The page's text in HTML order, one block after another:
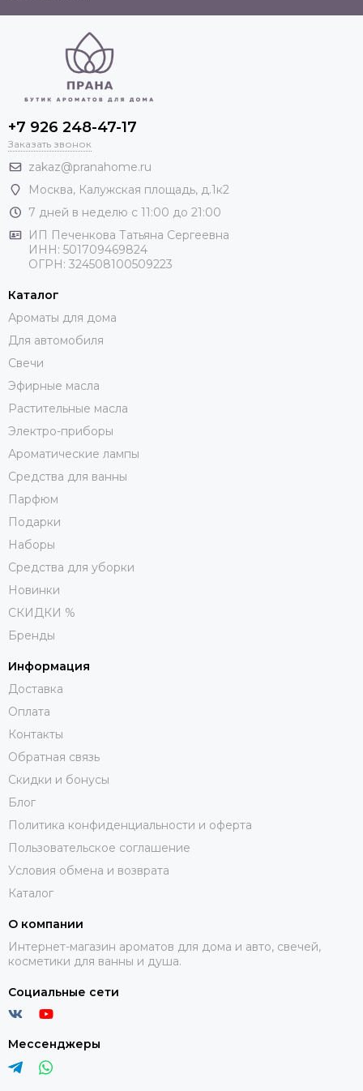
+7 926 248-47-17
Заказать звонок
zakaz@pranahome.ru
Москва, Калужская площадь, д.1к2
7 дней в неделю с 11:00 до 21:00
ИП Печенкова Татьяна Сергеевна
ИНН: 501709469824
ОГРН: 324508100509223
Каталог
Ароматы для дома
Для автомобиля
Свечи
Эфирные масла
Растительные масла
Электро-приборы
Ароматические лампы
Средства для ванны
Парфюм
Подарки
Наборы
Средства для уборки
Новинки
СКИДКИ %
Бренды
Информация
Доставка
Оплата
Контакты
Обратная связь
Скидки и бонусы
Блог
Политика конфиденциальности и оферта
Пользовательское соглашение
Условия обмена и возврата
Каталог
О компании
Интернет-магазин ароматов для дома и авто, свечей,
косметики для ванны и душа.
Социальные сети
Мессенджеры